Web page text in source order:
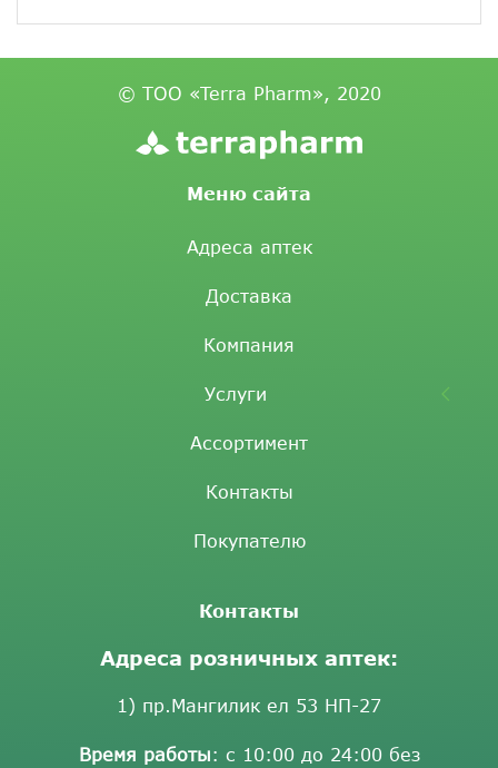
© ТОО «Terra Pharm», 2020
Меню сайта
Адреса аптек
Доставка
Компания
Услуги
Ассортимент
Контакты
Покупателю
Контакты
Адреса розничных аптек:
1) пр.Мангилик ел 53 НП-27
Время работы: с 10:00 до 24:00 без